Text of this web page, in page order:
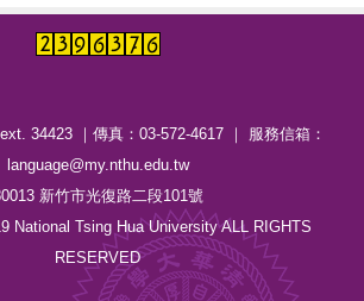
34423 ｜傳真：03-572-4617 ｜ 服務信箱：
language@my.nthu.edu.tw
新竹市光復路二段101號
National Tsing Hua University ALL RIGHTS
RESERVED